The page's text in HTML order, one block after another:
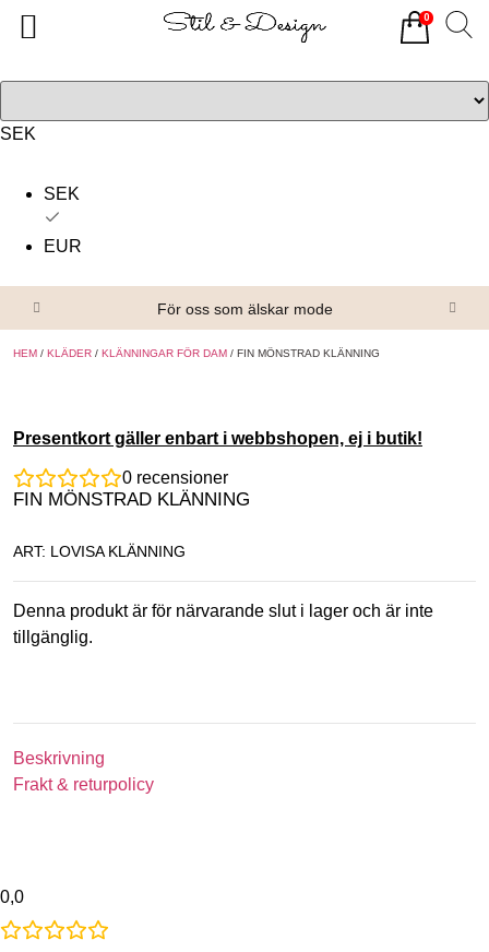
SEK
SEK
EUR
För oss som älskar mode
HEM / KLÄDER / KLÄNNINGAR FÖR DAM / FIN MÖNSTRAD KLÄNNING
Presentkort gäller enbart i webbshopen, ej i butik!
0 recensioner
FIN MÖNSTRAD KLÄNNING
ART: LOVISA KLÄNNING
Denna produkt är för närvarande slut i lager och är inte
tillgänglig.
Beskrivning
Frakt & returpolicy
0,0
0
Alla produkter
Om oss